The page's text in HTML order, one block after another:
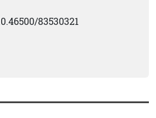
83530321